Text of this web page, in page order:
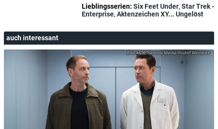
Lieblingsserien: Six Feet Under, Star Trek -
Enterprise, Aktenzeichen XY... Ungelöst
auch interessant
MDR/Saxonia Media/Rudolf Wernicke